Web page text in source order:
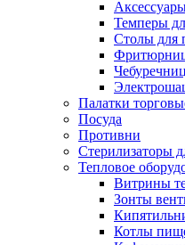
Темперы
Столы для
Палатки
Посуда
Противни
Стерилизаторы
Тепловое
Витрины
Зонты
Котлы